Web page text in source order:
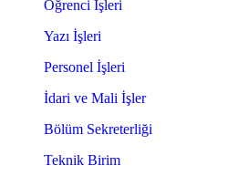
Öğrenci İşleri
Yazı İşleri
Personel İşleri
İdari ve Mali İşler
Bölüm Sekreterliği
Teknik Birim